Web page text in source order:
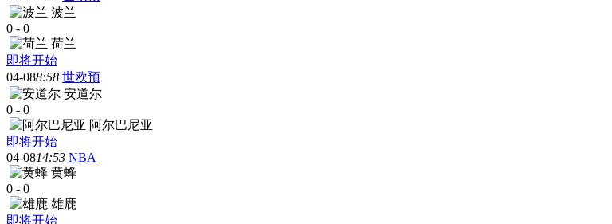
波兰
0 - 0
荷兰
即将开始
04-088:58 世欧预
安道尔
0 - 0
阿尔巴尼亚
即将开始
04-0814:53 NBA
黄蜂
0 - 0
雄鹿
即将开始